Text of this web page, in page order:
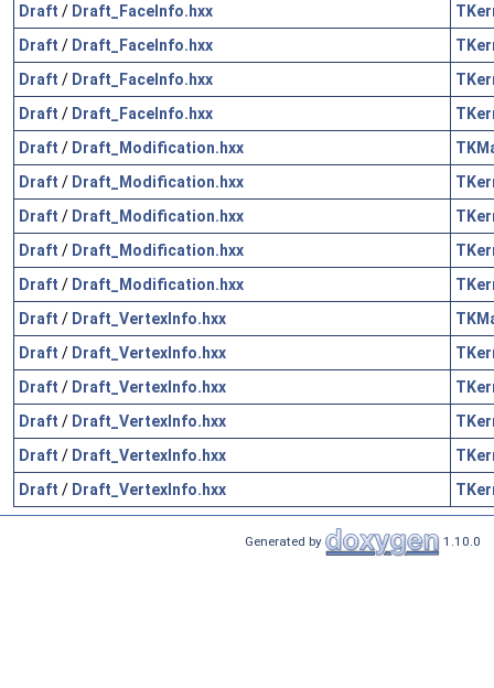
Draft / Draft_FaceInfo.hxx
Draft / Draft_FaceInfo.hxx
Draft / Draft_FaceInfo.hxx
Draft / Draft_FaceInfo.hxx
Draft / Draft_Modification.hxx
Draft / Draft_Modification.hxx
Draft / Draft_Modification.hxx
Draft / Draft_Modification.hxx
Draft / Draft_Modification.hxx
Draft / Draft_VertexInfo.hxx
Draft / Draft_VertexInfo.hxx
Draft / Draft_VertexInfo.hxx
Draft / Draft_VertexInfo.hxx
Draft / Draft_VertexInfo.hxx
Draft / Draft_VertexInfo.hxx
Generated by 1.10.0